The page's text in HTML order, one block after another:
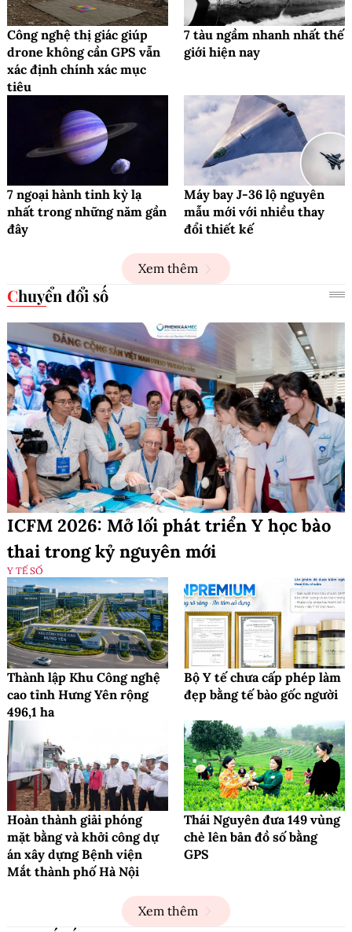
Công nghệ thị giác giúp
drone không cần GPS vẫn
xác định chính xác mục
tiêu
7 tàu ngầm nhanh nhất thế
giới hiện nay
7 ngoại hành tinh kỳ lạ
nhất trong những năm gần
đây
Máy bay J-36 lộ nguyên
mẫu mới với nhiều thay
đổi thiết kế
Xem thêm
Chuyển đổi số
ICFM 2026: Mở lối phát triển Y học bào
thai trong kỷ nguyên mới
Y TẾ SỐ
Thành lập Khu Công nghệ
cao tỉnh Hưng Yên rộng
496,1 ha
Bộ Y tế chưa cấp phép làm
đẹp bằng tế bào gốc người
Hoàn thành giải phóng
mặt bằng và khởi công dự
án xây dựng Bệnh viện
Mắt thành phố Hà Nội
Thái Nguyên đưa 149 vùng
chè lên bản đồ số bằng
GPS
Xem thêm